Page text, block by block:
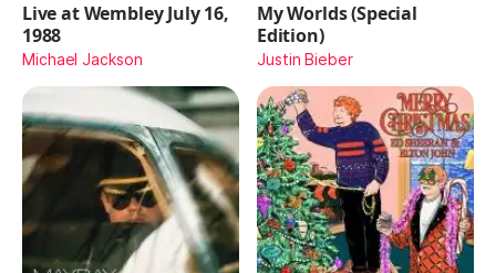
Live at Wembley July 16,
1988
Michael Jackson
My Worlds (Special
Edition)
Justin Bieber